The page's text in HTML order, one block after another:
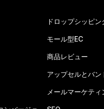
ドロップシッピン
モール型EC
商品レビュー
アップセルとバン
メールマーケティ